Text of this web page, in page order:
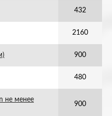
432
2160
900
480
не менее
900